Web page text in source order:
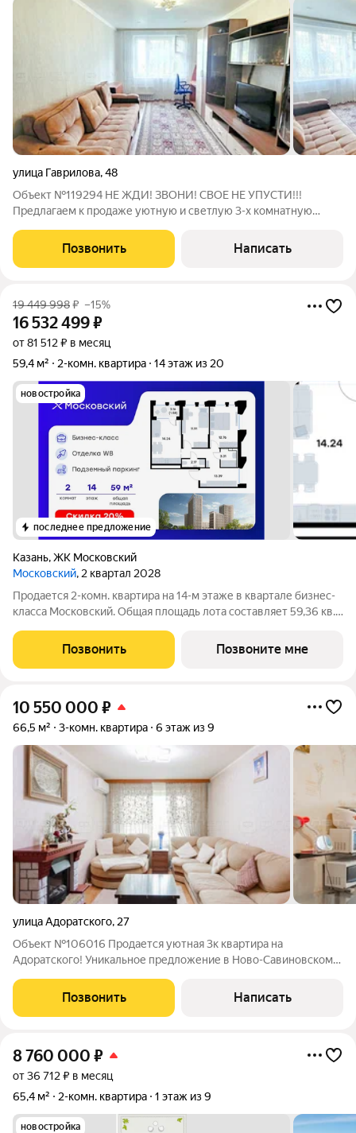
улица Гаврилова,48
Объект №119294 НЕ ЖДИ! ЗВОНИ! СВОЕ НЕ УПУСТИ!!!
Предлагаем к продаже уютную и светлую 3-х комнатную
этажного дома по адресу: ул. Гаврилова, д. 48. Дом выгодно
удален от шумной магистрали, что
Позвонить Написать
19 449 998₽ –15%
16 532 499₽
от 81 512 ₽ в месяц
59,4 м²
2-комн. квартира 14 этаж из 20
новостройка
последнее предложение
Казань,ЖК Московский
Московский, 2 квартал 2028
Продается 2-комн. квартира на 14-м этаже в квартале бизнес-
класса Московский. Общая площадь лота составляет 59,36 кв.
кухонную зону. Номер квартиры - 170 Московский это
идеальное
Позвонить Позвоните мне
10 550 000 ₽
66,5 м² 3-комн. квартира 6 этаж из 9
улица Адоратского, 27
Объект №106016 Продается уютная 3к квартира на
Адоратского! Уникальное предложение в Ново-Савиновском
комнатная квартира с хорошим ремонтом в кирпичном доме с
удобным расположением. Общая
Позвонить Написать
8 760 000 ₽
от 36 712 ₽ в месяц
65,4 м²
2-комн. квартира 1 этаж из 9
новостройка